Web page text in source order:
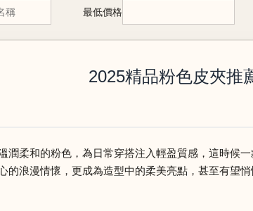
最低價格
2025精品粉色皮夾推
潤柔和的粉色，為日常穿搭注入輕盈質感，這時候
的浪漫情懷，更成為造型中的柔美亮點，甚至有望悄